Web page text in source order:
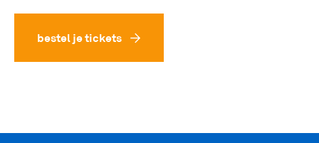
bestel je tickets